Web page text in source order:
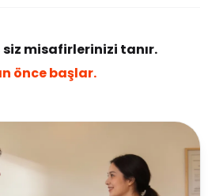
misafirlerinizi tanır.
önce başlar.